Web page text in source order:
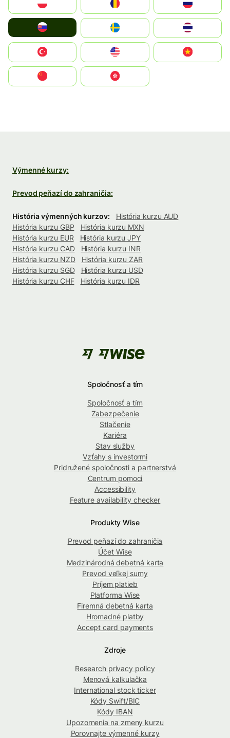
United States
中國香港特別行政區
Výmenné kurzy:
Prevod peňazí do zahraničia:
História výmenných kurzov:
História kurzu AUD
História kurzu GBP
História kurzu MXN
História kurzu EUR
História kurzu JPY
História kurzu CAD
História kurzu INR
História kurzu NZD
História kurzu ZAR
História kurzu SGD
História kurzu USD
História kurzu CHF
História kurzu IDR
Spoločnosť a tím
Spoločnosť a tím
Zabezpečenie
Stlačenie
Kariéra
Stav služby
Vzťahy s investormi
Pridružené spoločnosti a partnerstvá
Centrum pomoci
Accessibility
Feature availability checker
Produkty Wise
Prevod peňazí do zahraničia
Účet Wise
Medzinárodná debetná karta
Prevod veľkej sumy
Príjem platieb
Platforma Wise
Firemná debetná karta
Hromadné platby
Accept card payments
Zdroje
Research privacy policy
Menová kalkulačka
International stock ticker
Kódy Swift/BIC
Kódy IBAN
Upozornenia na zmeny kurzu
Porovnajte výmenné kurzy